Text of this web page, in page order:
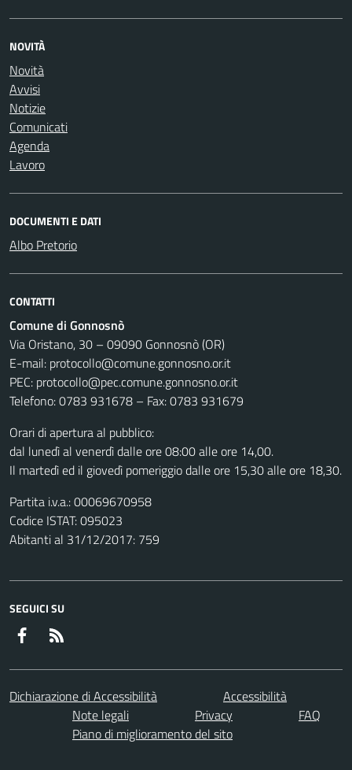
NOVITÀ
Novità
Avvisi
Notizie
Comunicati
Agenda
Lavoro
DOCUMENTI E DATI
Albo Pretorio
CONTATTI
Comune di Gonnosnò
Via Oristano, 30 – 09090 Gonnosnò (OR)
E-mail: protocollo@comune.gonnosno.or.it
PEC: protocollo@pec.comune.gonnosno.or.it
Telefono: 0783 931678 – Fax: 0783 931679
Orari di apertura al pubblico:
dal lunedì al venerdì dalle ore 08:00 alle ore 14,00.
Il martedì ed il giovedì pomeriggio dalle ore 15,30 alle ore 18,30.
Partita i.v.a.: 00069670958
Codice ISTAT: 095023
Abitanti al 31/12/2017: 759
SEGUICI SU
Facebook
Dichiarazione di Accessibilità
Accessibilità
Note legali
Privacy
FAQ
Piano di miglioramento del sito